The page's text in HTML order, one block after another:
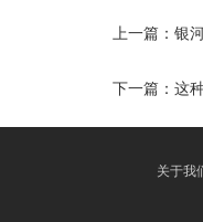
上一篇： 银
下一篇： 这
关于我